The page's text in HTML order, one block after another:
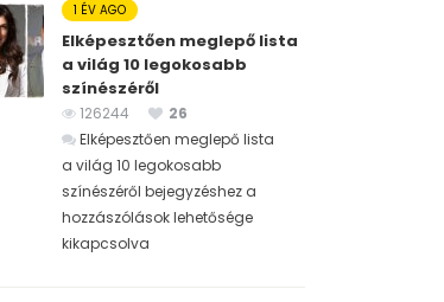
1 ÉV AGO
Elképesztően meglepő lista
a világ 10 legokosabb
színészéről
126244
26
Elképesztően meglepő lista
a világ 10 legokosabb
színészéről bejegyzéshez a
hozzászólások lehetősége
kikapcsolva